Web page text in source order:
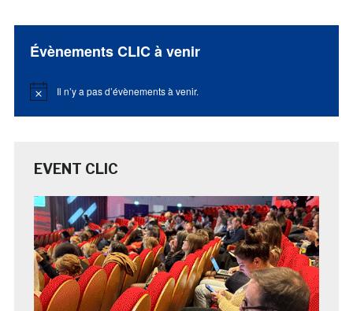
Évènements CLIC à venir
Notice Il n’y a pas d’évènements à venir.
EVENT CLIC